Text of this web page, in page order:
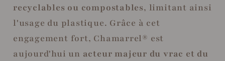
recyclables ou compostables, limitant ainsi
l'usage du plastique. Grâce à cet
engagement fort, Chamarrel® est
aujourd'hui un acteur majeur du vrac et du